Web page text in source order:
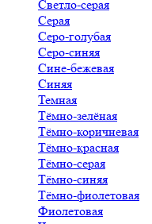
Светло-серая
Серая
Серо-голубая
Серо-синяя
Сине-бежевая
Синяя
Темная
Тёмно-зелёная
Тёмно-коричневая
Тёмно-красная
Тёмно-серая
Тёмно-синяя
Тёмно-фиолетовая
Фиолетовая